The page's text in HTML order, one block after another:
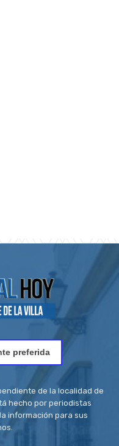
preferida
de la localidad de
hecho por periodistas
información para sus